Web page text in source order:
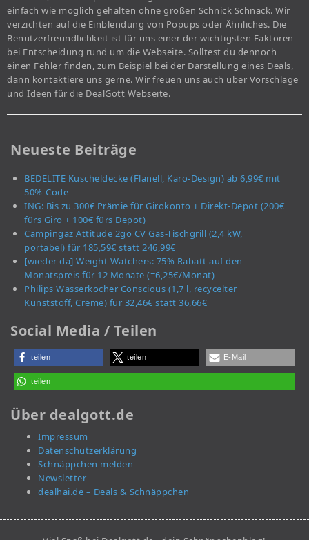
einfach wie möglich gehalten ohne großen Schnick Schnack. Wir
verzichten auf die Einblendung von Popups oder Ähnliches. Die
Benutzerfreundlichkeit ist für uns einer der wichtigsten Faktoren
bei Entscheidung rund um die Webseite. Solltest du dennoch
einen Fehler finden, zum Beispiel bei der Darstellung eines Deals,
dann kontaktiere uns gerne. Wir freuen uns auch über Vorschläge
und Ideen für die DealGott Webseite.
Neueste Beiträge
BEDELITE Kuscheldecke (Flanell, Karo-Design) ab 6,99€ mit
50%-Code
ING: Bis zu 300€ Prämie für Girokonto + Direkt-Depot (200€
fürs Giro + 100€ fürs Depot)
Campingaz Attitude 2go CV Gas-Tischgrill (2,4 kW,
portabel) für 185,59€ statt 246,99€
[wieder da] Weight Watchers: 75% Rabatt auf den
Monatspreis für 12 Monate (=6,25€/Monat)
Philips Wasserkocher Conscious (1,7 l, recycelter
Kunststoff, Creme) für 32,46€ statt 36,66€
Social Media / Teilen
teilen teilen E-Mail
teilen
Über dealgott.de
Impressum
Datenschutzerklärung
Schnäppchen melden
Newsletter
dealhai.de – Deals & Schnäppchen